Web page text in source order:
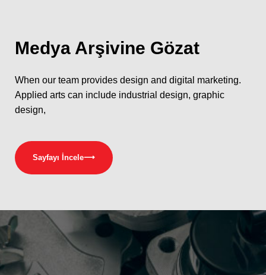
Medya Arşivine Gözat
When our team provides design and digital marketing.
Applied arts can include industrial design, graphic
design,
Sayfayı İncele⟶